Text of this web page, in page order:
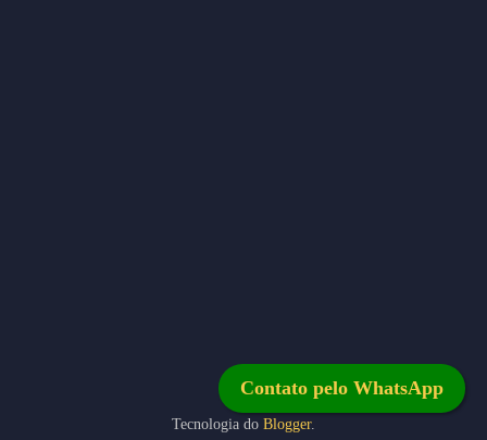
Contato pelo WhatsApp
Tecnologia do Blogger.